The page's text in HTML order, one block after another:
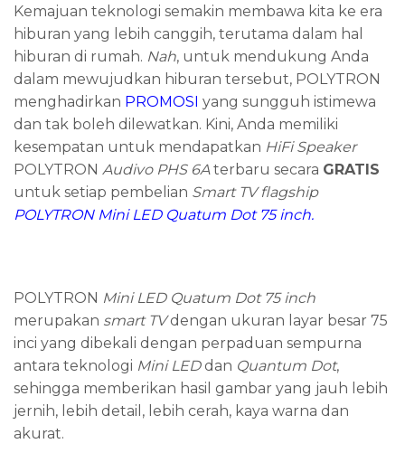
Kemajuan teknologi semakin membawa kita ke era
hiburan yang lebih canggih, terutama dalam hal
hiburan di rumah. Nah, untuk mendukung Anda
dalam mewujudkan hiburan tersebut, POLYTRON
menghadirkan PROMOSI yang sungguh istimewa
dan tak boleh dilewatkan. Kini, Anda memiliki
kesempatan untuk mendapatkan HiFi Speaker
POLYTRON Audivo PHS 6Aterbaru secara GRATIS
untuk setiap pembelian SmartTV flagship
POLYTRON Mini LED Quatum Dot 75 inch.
POLYTRON Mini LED Quatum Dot 75 inch
merupakan smart TVdengan ukuran layar besar 75
inci yang dibekali dengan perpaduan sempurna
antara teknologi Mini LEDdan Quantum Dot,
sehingga memberikan hasil gambar yang jauh lebih
jernih, lebih detail, lebih cerah, kaya warna dan
akurat.